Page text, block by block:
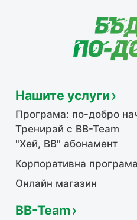
Нашите услуги
Програма: по-добро
Тренирай с BB-Team
"Хей, ВВ" абонамент
Корпоративна програма
Онлайн магазин
BB-Team